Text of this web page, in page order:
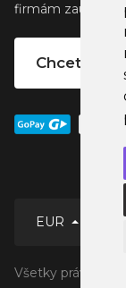
firmám zaujať ich
Chcete
EUR
Všetky práva